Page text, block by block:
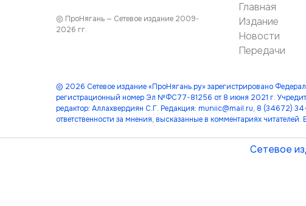
© ПроНягань — Сетевое издание 2009-
2026 гг.
Главная
Издание
Новости
Передачи
© 2026 Сетевое издание «ПроНягань.ру» зарегистрировано
регистрационный номер Эл №ФС77-81256 от 8 июня 2021 г.
редактор: Аллахвердиян С.Г. Редакция: muniic@mail.ru, 8 (34672)
ответственности за мнения, высказанные в комментариях читателей.
Сетевое